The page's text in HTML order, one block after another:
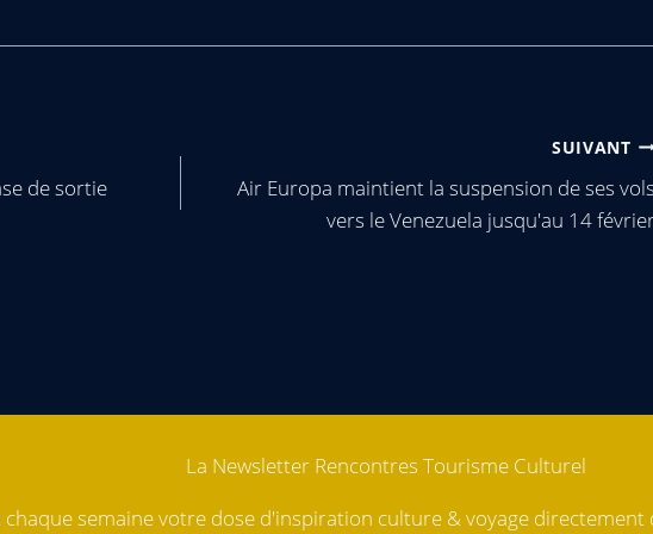
de sortie
SUIVANT
Air Europa maintient la suspension de ses vols
vers le Venezuela jusqu'au 14
La Newsletter Rencontres Tourisme Culturel
chaque semaine votre dose d'inspiration culture & voyage